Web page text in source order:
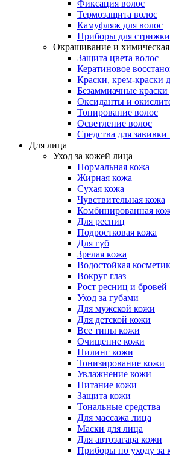
Фиксация волос
Термозащита волос
Камуфляж для волос
Приборы для
Окрашивание и химическая
Защита цвета волос
Кератиновое
Краски, крем-краски
Безаммиачные краски
Оксиданты и
Тонирование волос
Осветление волос
Средства для завивки
Для лица
Уход за кожей лица
Нормальная кожа
Жирная кожа
Сухая кожа
Чувствительная кожа
Комбинированная
Для ресниц
Подростковая кожа
Для губ
Зрелая кожа
Водостойкая
Вокруг глаз
Рост ресниц и бровей
Уход за губами
Для мужской кожи
Для детской кожи
Все типы кожи
Очищение кожи
Пилинг кожи
Тонизирование кожи
Увлажнение кожи
Питание кожи
Защита кожи
Тональные средства
Для массажа лица
Маски для лица
Для автозагара кожи
Приборы по уходу за